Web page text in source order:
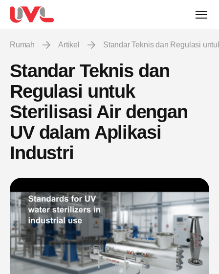
Rumah Artikel Standar Teknis dan Regulasi
Standar Teknis dan
Regulasi untuk
Sterilisasi Air dengan
UV dalam Aplikasi
Industri